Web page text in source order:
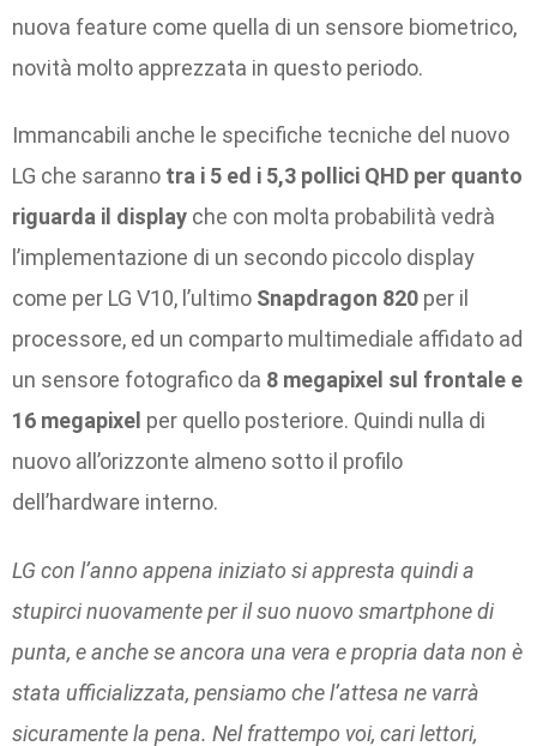
nuova feature come quella di un sensore biometrico,
novità molto apprezzata in questo periodo.
Immancabili anche le specifiche tecniche del nuovo
LG che saranno tra i 5 ed i 5,3 pollici QHD per quanto
riguarda il display che con molta probabilità vedrà
l’implementazione di un secondo piccolo display
come per LG V10, l’ultimo Snapdragon 820 per il
processore, ed un comparto multimediale affidato ad
un sensore fotografico da 8 megapixel sul frontale e
16 megapixel per quello posteriore. Quindi nulla di
nuovo all’orizzonte almeno sotto il profilo
dell’hardware interno.
LG con l’anno appena iniziato si appresta quindi a
stupirci nuovamente per il suo nuovo smartphone di
punta, e anche se ancora una vera e propria data non è
stata ufficializzata, pensiamo che l’attesa ne varrà
sicuramente la pena. Nel frattempo voi, cari lettori,